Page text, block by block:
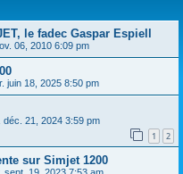
le fadec Gaspar Espiell
06, 2010 6:09 pm
juin 18, 2025 8:50 pm
déc. 21, 2024 3:59 pm
1 2
sur Simjet 1200